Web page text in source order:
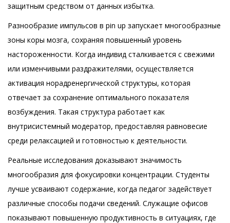
защитным средством от данных избытка.
Разнообразие импульсов в pin up запускает многообразные
зоны коры мозга, сохраняя повышенный уровень
настороженности. Когда индивид сталкивается с свежими
или изменчивыми раздражителями, осуществляется
активация норадренергической структуры, которая
отвечает за сохранение оптимального показателя
возбуждения. Такая структура работает как
внутрисистемный модератор, предоставляя равновесие
среди релаксацией и готовностью к деятельности.
Реальные исследования доказывают значимость
многообразия для фокусировки концентрации. Студенты
лучше усваивают содержание, когда педагог задействует
различные способы подачи сведений. Служащие офисов
показывают повышенную продуктивность в ситуациях, где